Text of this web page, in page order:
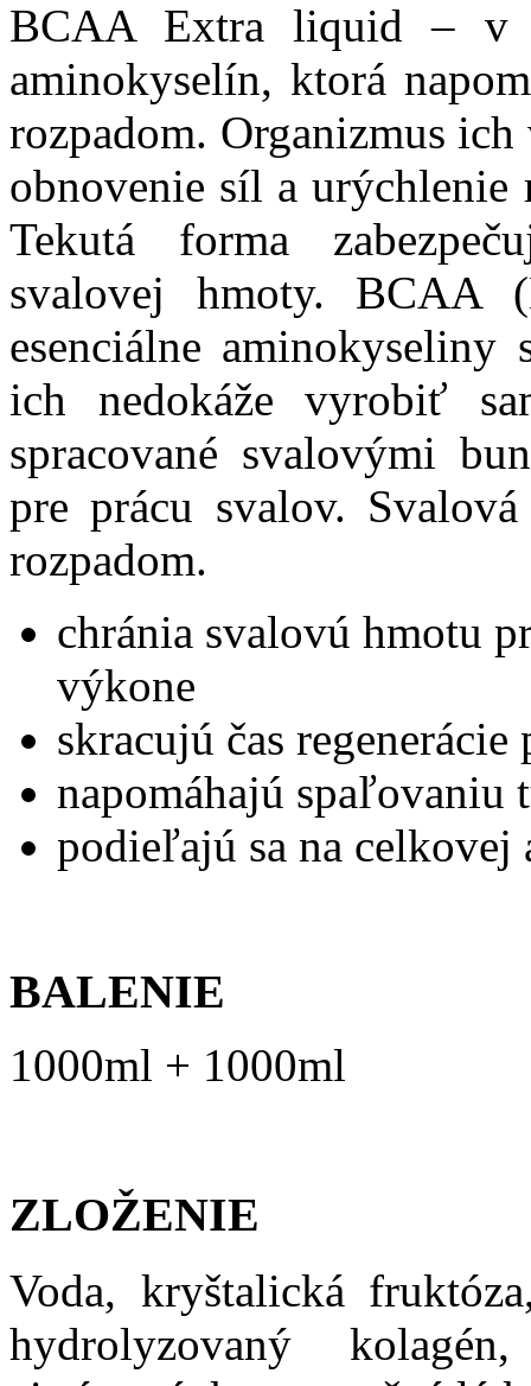
BCAA Extra liquid – v
aminokyselín, ktorá
rozpadom. Organizmus
obnovenie síl a urýchlenie
Tekutá forma
svalovej hmoty. BCAA
esenciálne
ich nedokáže vyrobiť
spracované svalovými
pre prácu svalov.
rozpadom.
chránia svalovú hmotu
výkone
skracujú čas
napomáhajú spaľovaniu
podieľajú sa na
BALENIE
1000ml + 1000ml
ZLOŽENIE
Voda, kryštalická
hydrolyzovaný